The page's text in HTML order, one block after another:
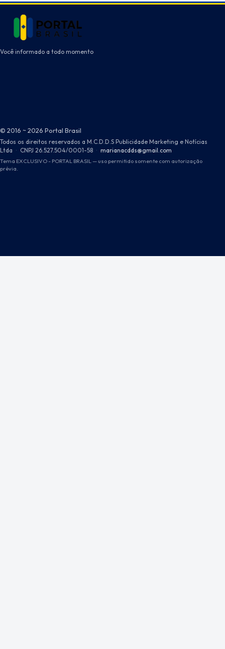
Você informado a todo momento
© 2016 ~ 2026 Portal Brasil
Todos os direitos reservados a M.C.D.D.S Publicidade Marketing e Notícias
Ltda · CNPJ 26.527.504/0001-58 · marianacdds@gmail.com
Tema EXCLUSIVO - PORTAL BRASIL — uso permitido somente com autorização
prévia.